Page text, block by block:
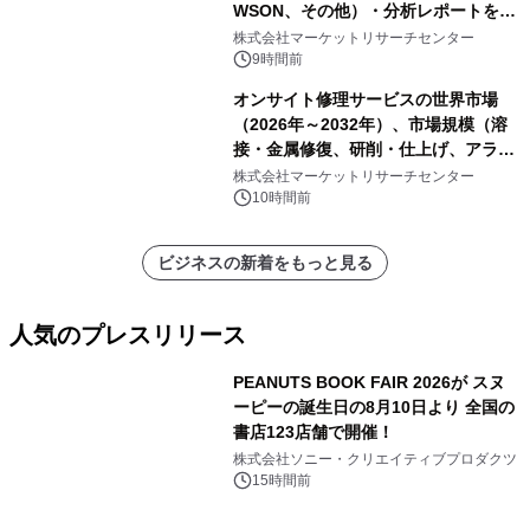
WSON、その他）・分析レポートを発
表
株式会社マーケットリサーチセンター
9時間前
オンサイト修理サービスの世界市場
（2026年～2032年）、市場規模（溶
接・金属修復、研削・仕上げ、アライ
メント、その他）・分析レポートを発
表
株式会社マーケットリサーチセンター
10時間前
ビジネスの新着をもっと見る
人気のプレスリリース
PEANUTS BOOK FAIR 2026が スヌ
ーピーの誕生日の8月10日より 全国の
書店123店舗で開催！
株式会社ソニー・クリエイティブプロダクツ
15時間前